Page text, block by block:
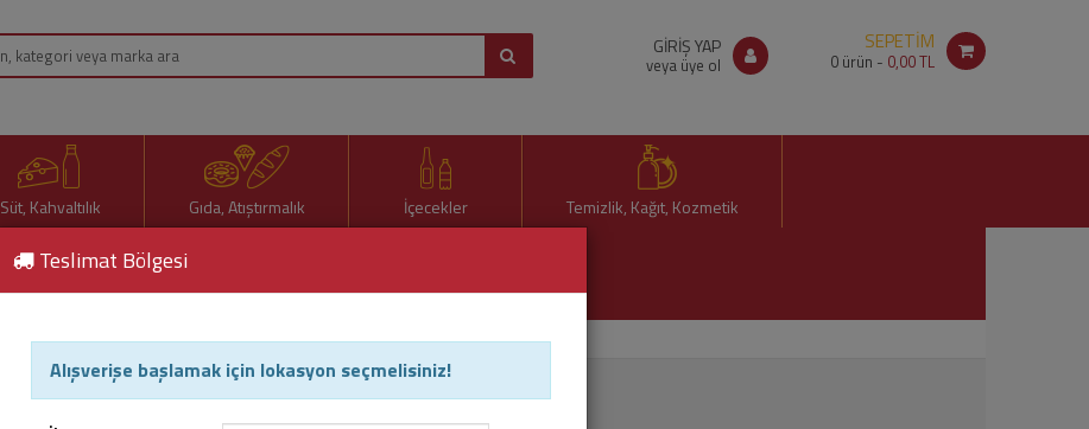
GİRİŞ YAP
veya üye ol
SEPETİM
0 ürün - 0,00 TL
Süt, Kahvaltılık Gıda, Atıştırmalık İçecekler Temizlik, Kağıt, Kozmetik
Lezzet.
Teslimat Bölgesi
Alışverişe başlamak için lokasyon seçmelisiniz!